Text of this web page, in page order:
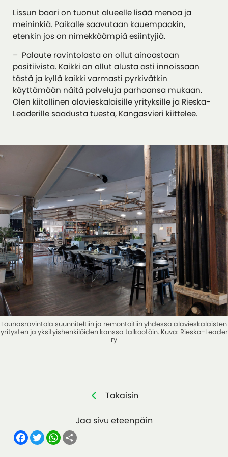
Lissun baari on tuonut alueelle lisää menoa ja
meininkiä. Paikalle saavutaan kauempaakin,
etenkin jos on nimekkäämpiä esiintyjiä.
– Palaute ravintolasta on ollut ainoastaan
positiivista. Kaikki on ollut alusta asti innoissaan
tästä ja kyllä kaikki varmasti pyrkivätkin
käyttämään näitä palveluja parhaansa mukaan.
Olen kiitollinen alavieskalaisille yrityksille ja Rieska-
Leaderille saadusta tuesta, Kangasvieri kiittelee.
Lounasravintola suunniteltiin ja remontoitiin yhdessä alavieskalaisten
yritysten ja yksityishenkilöiden kanssa talkootöin. Kuva: Rieska-Leader
ry
Takaisin
Jaa sivu eteenpäin
F
a
T
w
W
h